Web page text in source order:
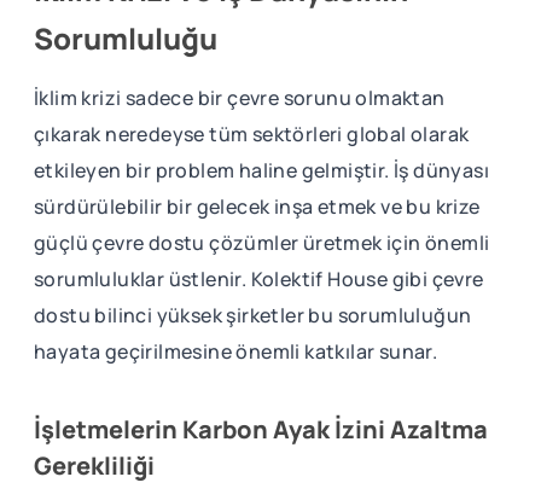
Sorumluluğu
İklim krizi sadece bir çevre sorunu olmaktan
çıkarak neredeyse tüm sektörleri global olarak
etkileyen bir problem haline gelmiştir. İş dünyası
sürdürülebilir bir gelecek inşa etmek ve bu krize
güçlü çevre dostu çözümler üretmek için önemli
sorumluluklar üstlenir. Kolektif House gibi çevre
dostu bilinci yüksek şirketler bu sorumluluğun
hayata geçirilmesine önemli katkılar sunar.
İşletmelerin Karbon Ayak İzini Azaltma
Gerekliliği